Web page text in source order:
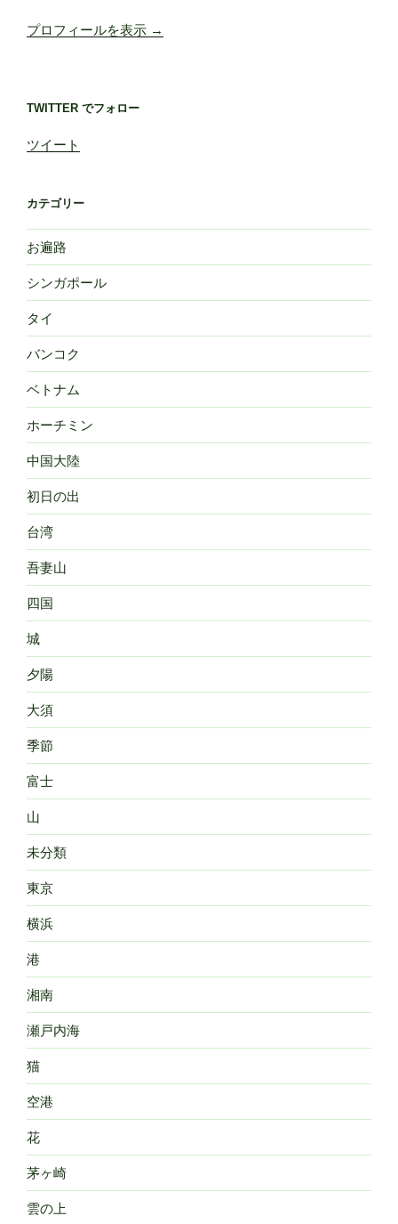
プロフィールを表示 →
TWITTER でフォロー
ツイート
カテゴリー
お遍路
シンガポール
タイ
バンコク
ベトナム
ホーチミン
中国大陸
初日の出
台湾
吾妻山
四国
城
夕陽
大須
季節
富士
山
未分類
東京
横浜
港
湘南
瀬戸内海
猫
空港
花
茅ヶ崎
雲の上